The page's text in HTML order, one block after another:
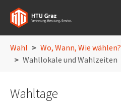
Wahl
Wo, Wann, Wie wählen?
Wahllokale und Wahlzeiten
Wahltage